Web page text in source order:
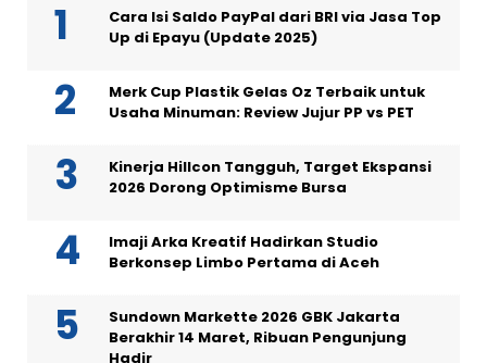
Cara Isi Saldo PayPal dari BRI via Jasa Top
Up di Epayu (Update 2025)
Merk Cup Plastik Gelas Oz Terbaik untuk
Usaha Minuman: Review Jujur PP vs PET
Kinerja Hillcon Tangguh, Target Ekspansi
2026 Dorong Optimisme Bursa
Imaji Arka Kreatif Hadirkan Studio
Berkonsep Limbo Pertama di Aceh
Sundown Markette 2026 GBK Jakarta
Berakhir 14 Maret, Ribuan Pengunjung
Hadir